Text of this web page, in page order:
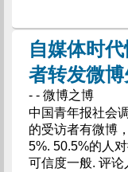
自媒体时
者转发微
- - 微博之博
中国青年报社会
的受访者有微博
5%. 50.5%的人
可信度一般. 评论